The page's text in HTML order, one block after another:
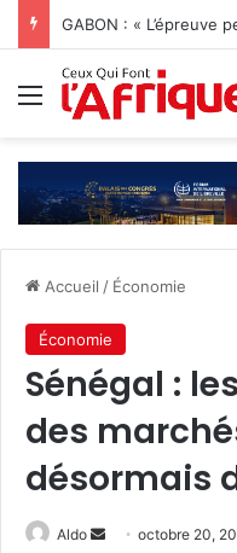
Menu
Accueil / Économie
Économie
‎Sénégal :
des
désormais
Aldo
Envoyeroctobre 20,